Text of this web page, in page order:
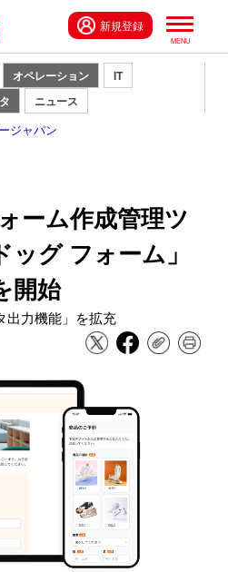
新規登録
オペレーション
IT
ニュース
ジャパン
ーム作成管理ツ
グ フォーム」
開始
出力機能」を拡充